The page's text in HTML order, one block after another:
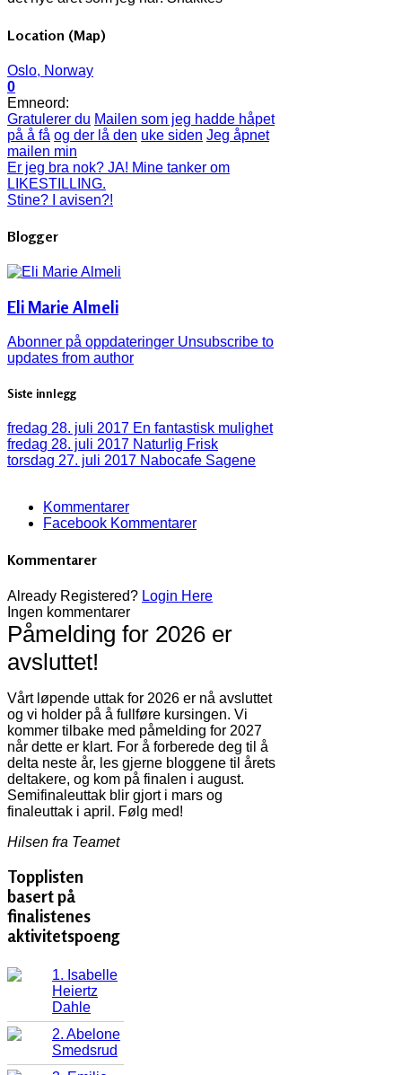
Location (Map)
Oslo, Norway
0
Emneord:
Gratulerer du Mailen som jeg hadde håpet
på å få og der lå den uke siden Jeg åpnet
mailen min
Er jeg bra nok? JA! Mine tanker om
LIKESTILLING.
Stine? I avisen?!
Blogger
Eli Marie Almeli
Abonner på oppdateringer Unsubscribe to
updates from author
Siste innlegg
fredag 28. juli 2017 En fantastisk mulighet
fredag 28. juli 2017 Naturlig Frisk
torsdag 27. juli 2017 Nabocafe Sagene
Kommentarer
Facebook Kommentarer
Kommentarer
Already Registered? Login Here
Ingen kommentarer
Påmelding for 2026 er
avsluttet!
Vårt løpende uttak for 2026 er nå avsluttet
og vi holder på å fullføre kursingen. Vi
kommer tilbake med påmelding for 2027
når dette er klart. For å forberede deg til å
delta neste år, les gjerne bloggene til årets
deltakere, og kom på finalen i august.
Semifinaleuttak blir gjort i mars og
finaleuttak i april. Følg med!
Hilsen fra Teamet
Topplisten
basert på
finalistenes
aktivitetspoeng
1. Isabelle
Heiertz
Dahle
2. Abelone
Smedsrud